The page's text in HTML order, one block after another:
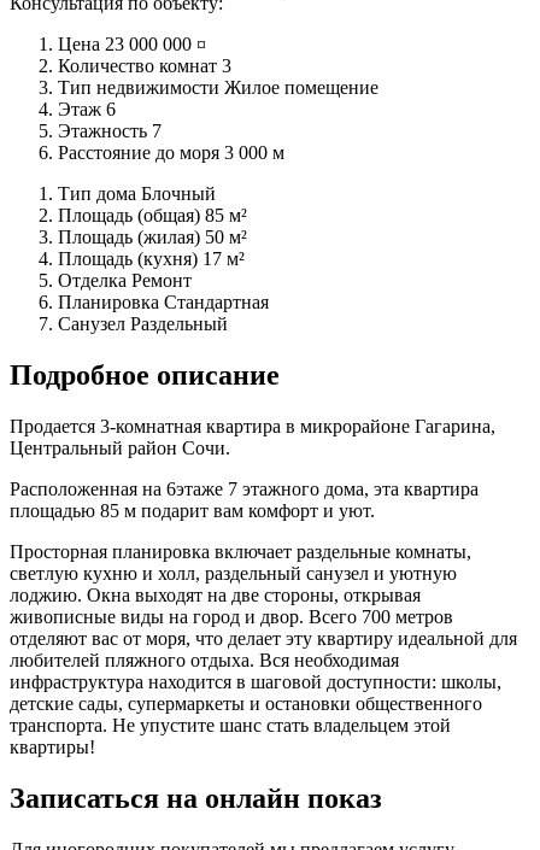
Цена 23 000 000 ¤
Количество комнат 3
Тип недвижимости Жилое помещение
Этаж 6
Этажность 7
Расстояние до моря 3 000 м
Тип дома Блочный
Площадь (общая) 85 м²
Площадь (жилая) 50 м²
Площадь (кухня) 17 м²
Отделка Ремонт
Планировка Стандартная
Санузел Раздельный
Подробное описание
Продается 3-комнатная квартира в микрорайоне Гагарина,
Центральный район Сочи.
Расположенная на 6этаже 7 этажного дома, эта квартира
площадью 85 м подарит вам комфорт и уют.
Просторная планировка включает раздельные комнаты,
светлую кухню и холл, раздельный санузел и уютную
лоджию. Окна выходят на две стороны, открывая
живописные виды на город и двор. Всего 700 метров
отделяют вас от моря, что делает эту квартиру идеальной для
любителей пляжного отдыха. Вся необходимая
инфраструктура находится в шаговой доступности: школы,
детские сады, супермаркеты и остановки общественного
транспорта. Не упустите шанс стать владельцем этой
квартиры!
Записаться на онлайн показ